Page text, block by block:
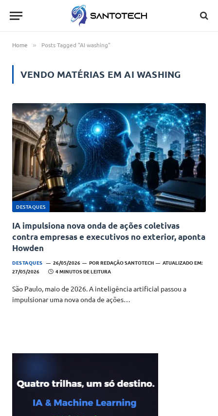
Home » Posts Tagged "AI washing"
VENDO MATÉRIAS EMAI WASHING
DESTAQUES
IA impulsiona nova onda de ações coletivas
contra empresas e executivos no exterior, aponta
Howden
DESTAQUES 26/05/2026 POR REDAÇÃO SANTOTECH
ATUALIZADO EM:
27/05/2026
4 MINUTOS DE LEITURA
São Paulo, maio de 2026. A inteligência artificial passou a
impulsionar uma nova onda de ações…